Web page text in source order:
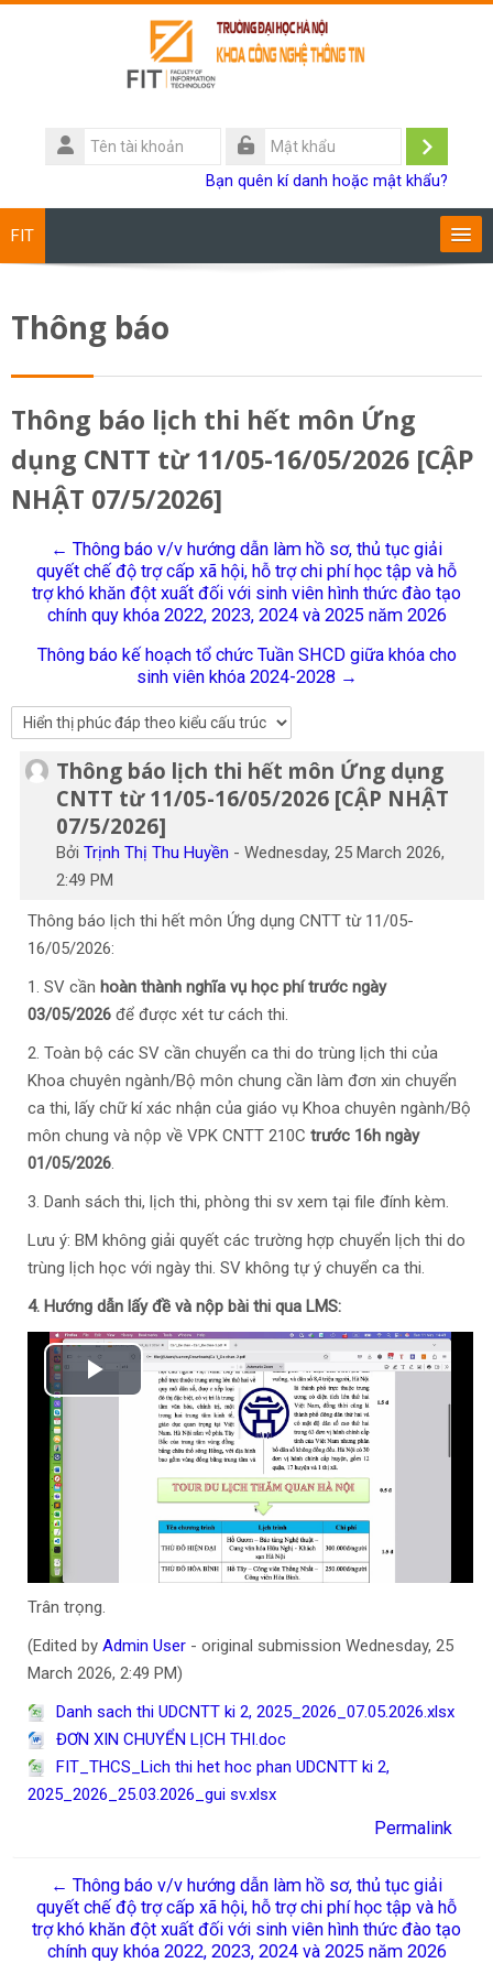
Tên
tài
Đăng
Bạn quên kí danh hoặc mật khẩu?
FIT
Giảng viên
Sinh viên
Research
Tiếng Việt
Tìm
kiếm
khoá
học
Thông báo
Thông báo lịch thi hết môn Ứng
dụng CNTT từ 11/05-16/05/2026 [CẬP
NHẬT 07/5/2026]
← Thông báo v/v hướng dẫn làm hồ sơ, thủ tục giải
quyết chế độ trợ cấp xã hội, hỗ trợ chi phí học tập và hỗ
trợ khó khăn đột xuất đối với sinh viên hình thức đào tạo
chính quy khóa 2022, 2023, 2024 và 2025 năm 2026
Thông báo kế hoạch tổ chức Tuần SHCD giữa khóa cho
sinh viên khóa 2024-2028 →
Thông báo lịch thi hết môn Ứng dụng
CNTT từ 11/05-16/05/2026 [CẬP NHẬT
07/5/2026]
BởiTrịnh Thị Thu Huyền -Wednesday, 25 March 2026,
2:49 PM
Số lượng các câu trả lời: 0
Thông báo lịch thi hết môn Ứng dụng CNTT từ 11/05-
16/05/2026:
1. SV cần hoàn thành nghĩa vụ học phí trước ngày
03/05/2026 để được xét tư cách thi.
2. Toàn bộ các SV cần chuyển ca thi do trùng lịch thi của
Khoa chuyên ngành/Bộ môn chung cần làm đơn xin chuyển
ca thi, lấy chữ kí xác nhận của giáo vụ Khoa chuyên ngành/Bộ
môn chung và nộp về VPK CNTT 210C trước 16h ngày
01/05/2026.
3. Danh sách thi, lịch thi, phòng thi sv xem tại file đính kèm.
Lưu ý: BM không giải quyết các trường hợp chuyển lịch thi do
trùng lịch học với ngày thi. SV không tự ý chuyển ca thi.
4. Hướng dẫn lấy đề và nộp bài thi qua LMS:
Phát
Video
Trân trọng.
(Edited by Admin User - original submission Wednesday, 25
March 2026, 2:49 PM)
Danh sach thi UDCNTT ki 2, 2025_2026_07.05.2026.xlsx
ĐƠN XIN CHUYỂN LỊCH THI.doc
FIT_THCS_Lich thi het hoc phan UDCNTT ki 2,
2025_2026_25.03.2026_gui sv.xlsx
Permalink
← Thông báo v/v hướng dẫn làm hồ sơ, thủ tục giải
quyết chế độ trợ cấp xã hội, hỗ trợ chi phí học tập và hỗ
trợ khó khăn đột xuất đối với sinh viên hình thức đào tạo
chính quy khóa 2022, 2023, 2024 và 2025 năm 2026